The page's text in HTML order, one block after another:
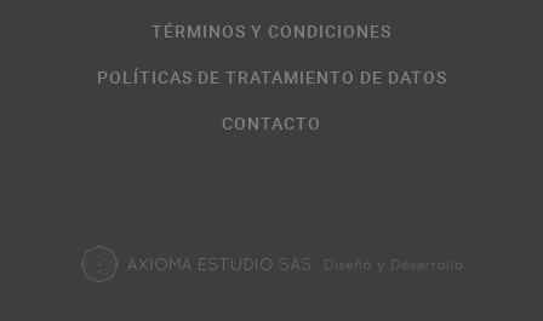
TÉRMINOS Y CONDICIONES
POLÍTICAS DE TRATAMIENTO DE DATOS
CONTACTO